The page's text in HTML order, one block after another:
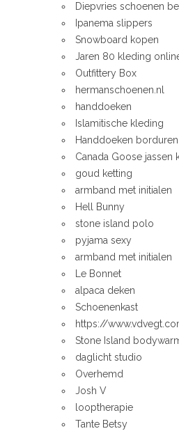
Diepvries schoenen
Ipanema slippers
Snowboard kopen
Jaren 80 kleding
Outfittery Box
hermanschoenen.nl
handdoeken
Islamitische kleding
Handdoeken borduren
Canada Goose jassen
goud ketting
armband met initialen
Hell Bunny
stone island polo
pyjama sexy
armband met initialen
Le Bonnet
alpaca deken
Schoenenkast
https://
Stone Island
daglicht studio
Overhemd
Josh V
looptherapie
Tante Betsy